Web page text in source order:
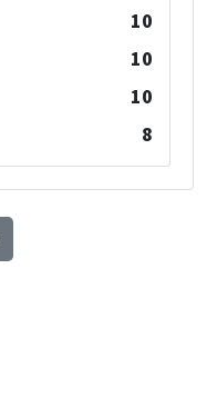
10
10
10
8